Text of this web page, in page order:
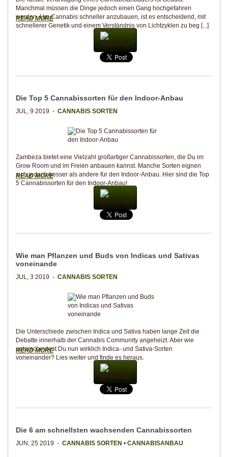
Manchmal müssen die Dinge jedoch einen Gang hochgefahren
werden. Um Cannabis schneller anzubauen, ist es entscheidend, mit
schnellerer Genetik und einem Verständnis von Lichtzyklen zu beg [...]
READ MORE
WhatsApp
Die Top 5 Cannabissorten für den Indoor-Anbau
JUL, 9 2019 - CANNABIS SORTEN
Zambeza bietet eine Vielzahl großartiger Cannabissorten, die Du im
Grow Room und im Freien anbauen kannst. Manche Sorten eignen
sich jedoch besser als andere für den Indoor-Anbau. Hier sind die Top
5 Cannabissorten für den Indoor-Anbau!
READ MORE
WhatsApp
Wie man Pflanzen und Buds von Indicas und Sativas
voneinande
JUL, 3 2019 - CANNABIS SORTEN
Die Unterschiede zwischen Indica und Sativa haben lange Zeit die
Debatte innerhalb der Cannabis Community angeheizt. Aber wie
unterscheidest Du nun wirklich Indica- und Sativa-Sorten
voneinander? Lies weiter und finde es heraus.
READ MORE
WhatsApp
Die 6 am schnellsten wachsenden Cannabissorten
JUN, 25 2019 - CANNABIS SORTEN • CANNABISANBAU